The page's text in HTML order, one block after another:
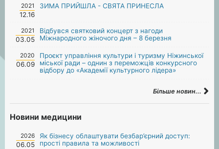
2021
12.16
ЗИМА ПРИЙШЛА - СВЯТА ПРИНЕСЛА
2021
03.05
Відбувся святковий концерт з нагоди
Міжнародного жіночого дня – 8 березня
2020
06.09
Проєкт управління культури і туризму Ніжинської
міської ради – однин з переможців конкурсного
відбору до «Академії культурного лідера»
Більше новин...
Новини медицини
2026
06.05
Як бізнесу облаштувати безбар’єрний доступ:
прості правила та можливості